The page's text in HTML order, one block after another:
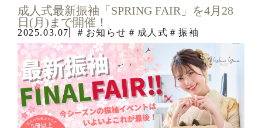
成人式最新振袖「SPRING FAIR」を4月28
日(月)まで開催！
2025.03.07 ＃お知らせ ＃成人式 ＃振袖